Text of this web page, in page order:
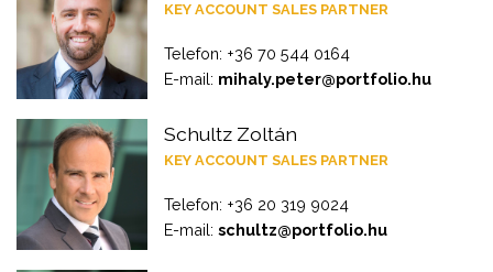
KEY ACCOUNT SALES PARTNER
Telefon: +36 70 544 0164
E-mail: mihaly.peter@portfolio.hu
Schultz Zoltán
KEY ACCOUNT SALES PARTNER
Telefon: +36 20 319 9024
E-mail:schultz@portfolio.hu